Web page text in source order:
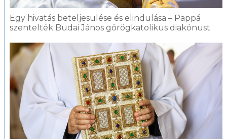
Egy hivatás beteljesülése és elindulása – Pappá
szentelték Budai János görögkatolikus diakónust